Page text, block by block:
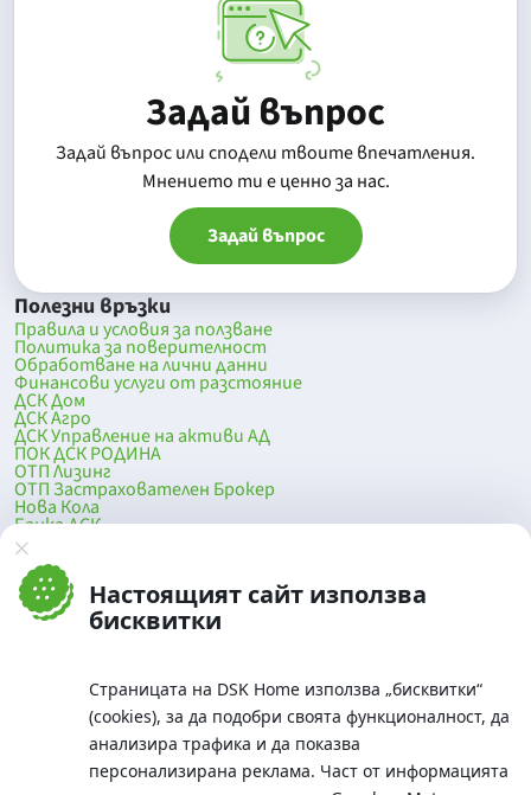
Настоящият сайт използва
бисквитки
Страницата на DSK Home използва „бисквитки“
(cookies), за да подобри своята функционалност, да
анализира трафика и да показва
персонализирана реклама. Част от информацията
Задай въпрос
Задай въпрос или сподели твоите впечатления.
Mнението ти е ценно за нас.
Задай въпрос
Полезни връзки
Правила и условия за ползване
Политика за поверителност
Обработване на лични данни
Финансови услуги от разстояние
ДСК Дом
ДСК Агро
ДСК Управление на активи АД
ПОК ДСК РОДИНА
ОТП Лизинг
ОТП Застрахователен Брокер
Нова Кола
Банка ДСК
DSK Mobile
Оферти за продажба от Банка ДСК
Клонова мрежа и банкомати
До началото на страницата